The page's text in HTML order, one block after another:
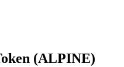
(ALPINE)